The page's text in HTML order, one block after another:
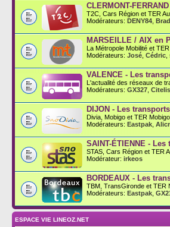
CLERMONT-
T2C, Cars Région et TER
Modérateurs: DENY84 Brad
MARSEILLE / AIX en
La Métropole Mobilité et
Modérateurs: José Cédric
VALENCE - Les
L'actualité des réseaux de
Modérateurs: GX327
DIJON - Les
Divia, Mobigo et TER
Modérateurs: Eastpak
SAINT-ÉTIENNE -
STAS, Cars Région et TER
Modérateur: irkeos
BORDEAUX - Les
TBM, TransGironde et TER
Modérateurs: Eastpak
ESPACE VIE LINEOZ.NET